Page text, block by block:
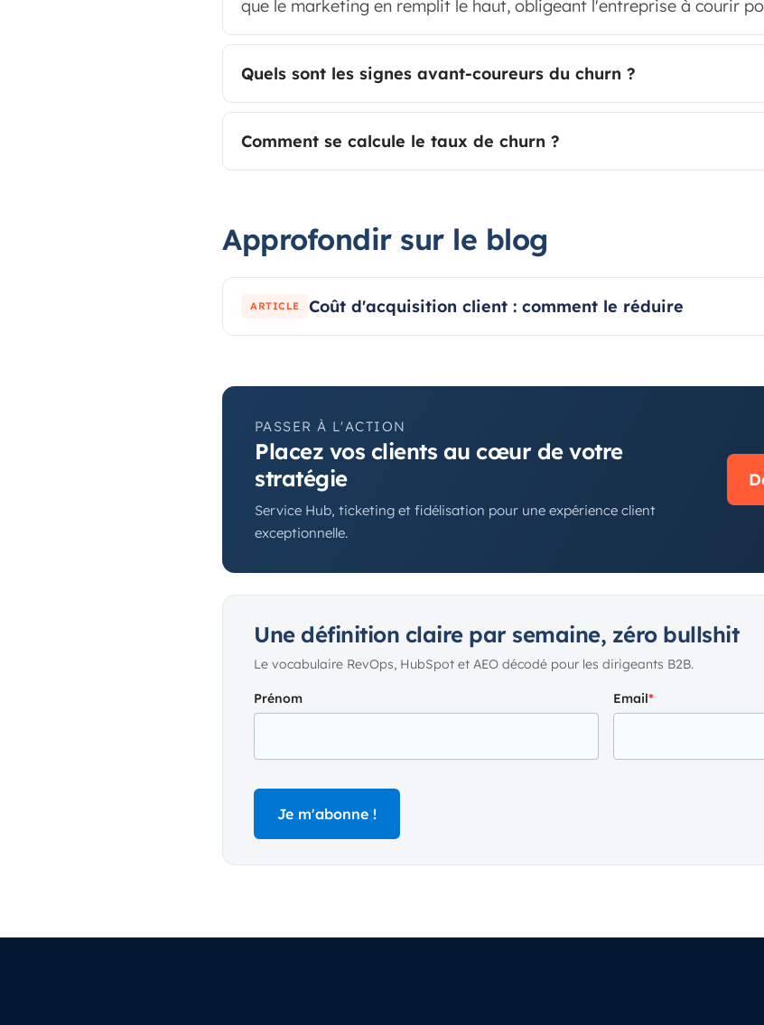
que le marketing en remplit le haut, obligeant l'entreprise à courir
Quels sont les signes avant-coureurs du churn ?
Comment se calcule le taux de churn ?
Approfondir sur le blog
ARTICLE Coût d'acquisition client : comment le réduire
PASSER À L'ACTION
Placez vos clients au cœur de votre
stratégie
Service Hub, ticketing et fidélisation pour une expérience client
exceptionnelle.
Une définition claire par semaine, zéro bullshit
Le vocabulaire RevOps, HubSpot et AEO décodé pour les dirigeants B2B.
Prénom Email*